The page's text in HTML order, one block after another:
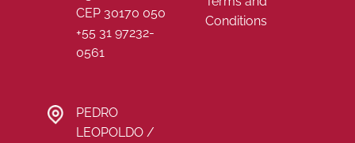
CEP 30170 050
+55 31 97232-
0561
PEDRO
LEOPOLDO /
Conditions